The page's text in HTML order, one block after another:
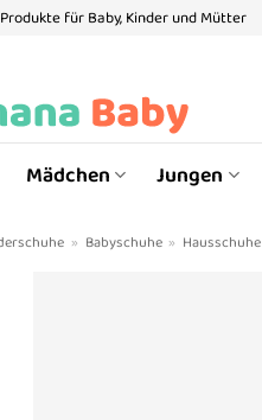
für Baby, Kinder und Mütter
Mädchen Jungen
» Babyschuhe » Hausschuhe